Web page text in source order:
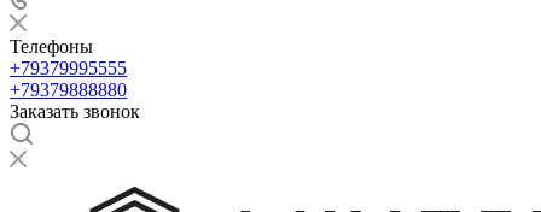
Телефоны
+79379995555
+79379888880
Заказать звонок